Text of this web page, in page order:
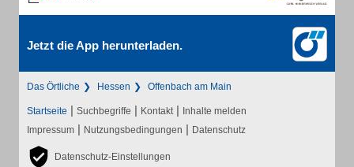
Jetzt die App herunterladen.
Das Örtliche Hessen Offenbach am Main
Startseite | Suchbegriffe | Kontakt | Inhalte melden
Impressum | Nutzungsbedingungen | Datenschutz
Datenschutz-Einstellungen